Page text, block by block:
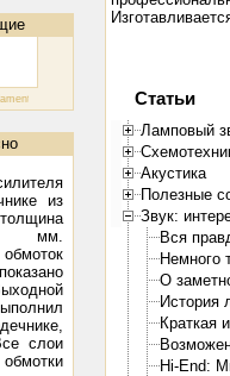
Current 1.6 A Plate Voltage (max) 800 V
из
мм.
слои
Статьи
Ламповый
Акустика
Полезные
Звук:
Вся
Немного
О
История
Краткая
Hi-End: